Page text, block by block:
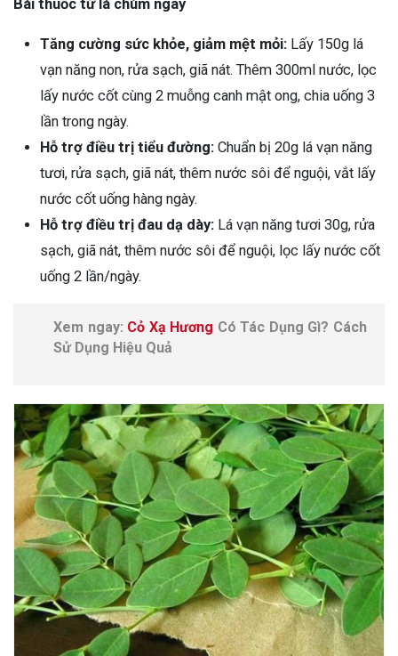
Bài thuốc từ lá chùm ngây
Tăng cường sức khỏe, giảm mệt mỏi: Lấy 150g lá
vạn năng non, rửa sạch, giã nát. Thêm 300ml nước, lọc
lấy nước cốt cùng 2 muỗng canh mật ong, chia uống 3
lần trong ngày.
Hỗ trợ điều trị tiểu đường: Chuẩn bị 20g lá vạn năng
tươi, rửa sạch, giã nát, thêm nước sôi để nguội, vắt lấy
nước cốt uống hàng ngày.
Hỗ trợ điều trị đau dạ dày: Lá vạn năng tươi 30g, rửa
sạch, giã nát, thêm nước sôi để nguội, lọc lấy nước cốt
uống 2 lần/ngày.
Xem ngay: Cỏ Xạ Hương Có Tác Dụng Gì? Cách
Sử Dụng Hiệu Quả